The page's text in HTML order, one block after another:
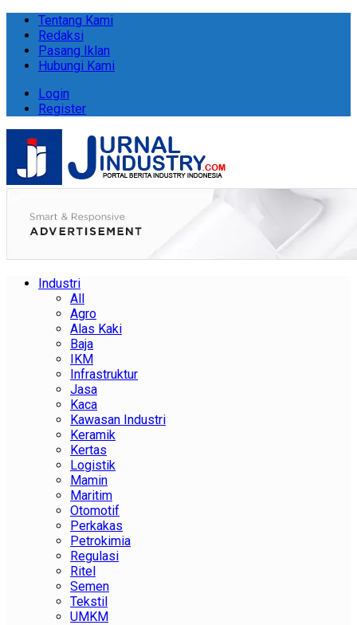
Tentang Kami
Redaksi
Pasang Iklan
Hubungi Kami
Login
Register
Industri
All
Agro
Alas Kaki
Baja
IKM
Infrastruktur
Jasa
Kaca
Kawasan Industri
Keramik
Kertas
Logistik
Mamin
Maritim
Otomotif
Perkakas
Petrokimia
Regulasi
Ritel
Semen
Tekstil
UMKM